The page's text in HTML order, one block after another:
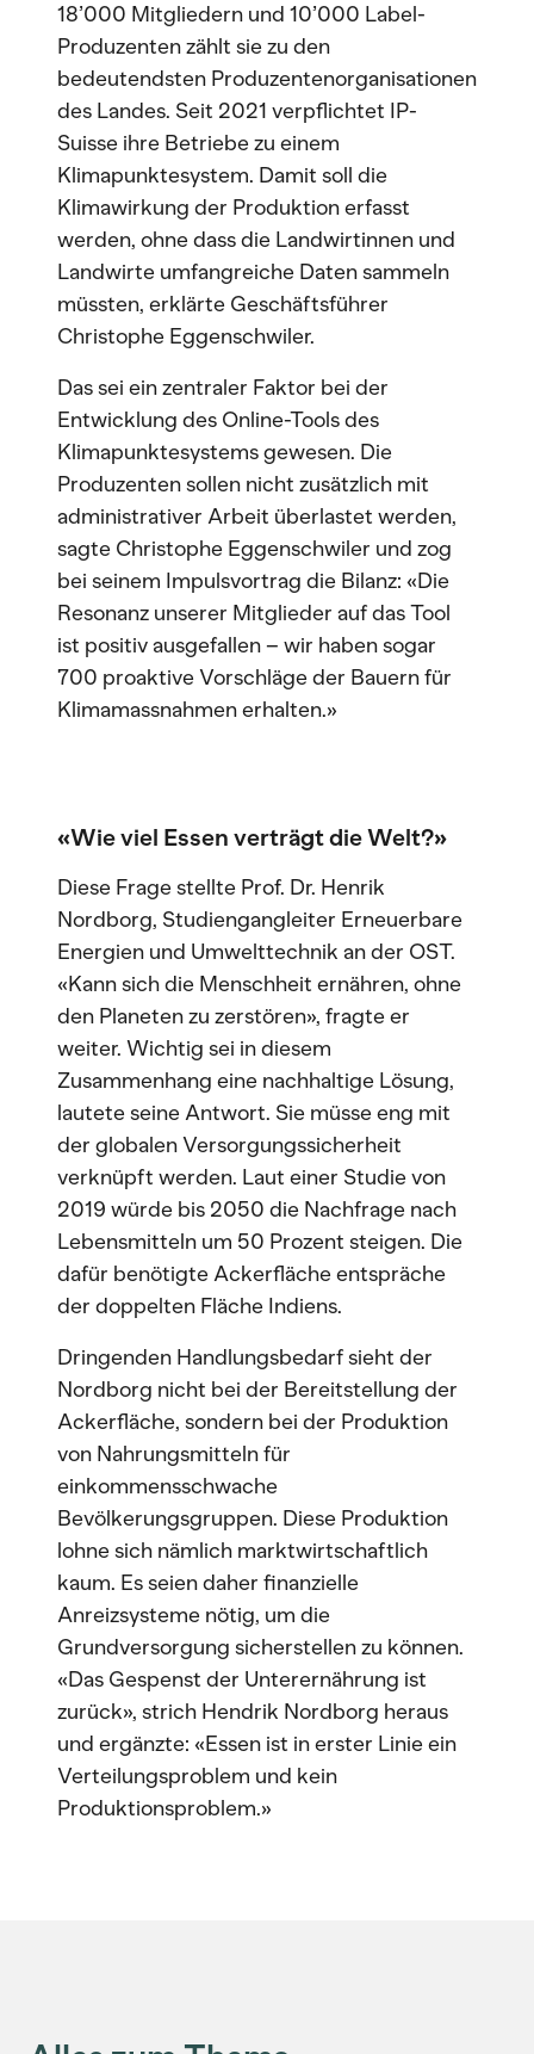
18’000 Mitgliedern und 10’000 Label-
Produzenten zählt sie zu den
bedeutendsten Produzentenorganisationen
des Landes. Seit 2021 verpflichtet IP-
Suisse ihre Betriebe zu einem
Klimapunktesystem. Damit soll die
Klimawirkung der Produktion erfasst
werden, ohne dass die Landwirtinnen und
Landwirte umfangreiche Daten sammeln
müssten, erklärte Geschäftsführer
Christophe Eggenschwiler.
Das sei ein zentraler Faktor bei der
Entwicklung des Online-Tools des
Klimapunktesystems gewesen. Die
Produzenten sollen nicht zusätzlich mit
administrativer Arbeit überlastet werden,
sagte Christophe Eggenschwiler und zog
bei seinem Impulsvortrag die Bilanz: «Die
Resonanz unserer Mitglieder auf das Tool
ist positiv ausgefallen – wir haben sogar
700 proaktive Vorschläge der Bauern für
Klimamassnahmen erhalten.»
«Wie viel Essen verträgt die Welt?»
Diese Frage stellte Prof. Dr. Henrik
Nordborg, Studiengangleiter Erneuerbare
Energien und Umwelttechnik an der OST.
«Kann sich die Menschheit ernähren, ohne
den Planeten zu zerstören», fragte er
weiter. Wichtig sei in diesem
Zusammenhang eine nachhaltige Lösung,
lautete seine Antwort. Sie müsse eng mit
der globalen Versorgungssicherheit
verknüpft werden. Laut einer Studie von
2019 würde bis 2050 die Nachfrage nach
Lebensmitteln um 50 Prozent steigen. Die
dafür benötigte Ackerfläche entspräche
der doppelten Fläche Indiens.
Dringenden Handlungsbedarf sieht der
Nordborg nicht bei der Bereitstellung der
Ackerfläche, sondern bei der Produktion
von Nahrungsmitteln für
einkommensschwache
Bevölkerungsgruppen. Diese Produktion
lohne sich nämlich marktwirtschaftlich
kaum. Es seien daher finanzielle
Anreizsysteme nötig, um die
Grundversorgung sicherstellen zu können.
«Das Gespenst der Unterernährung ist
zurück», strich Hendrik Nordborg heraus
und ergänzte: «Essen ist in erster Linie ein
Verteilungsproblem und kein
Produktionsproblem.»